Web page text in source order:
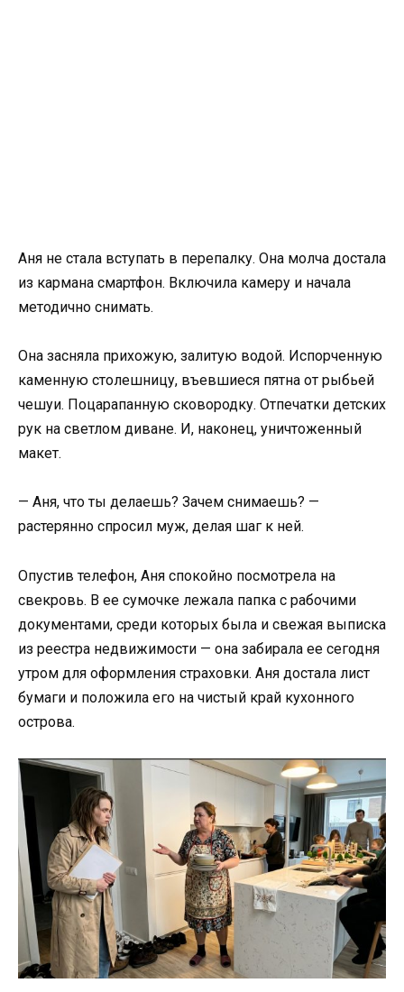
Аня не стала вступать в перепалку. Она молча достала
из кармана смартфон. Включила камеру и начала
методично снимать.
Она засняла прихожую, залитую водой. Испорченную
каменную столешницу, въевшиеся пятна от рыбьей
чешуи. Поцарапанную сковородку. Отпечатки детских
рук на светлом диване. И, наконец, уничтоженный
макет.
— Аня, что ты делаешь? Зачем снимаешь? —
растерянно спросил муж, делая шаг к ней.
Опустив телефон, Аня спокойно посмотрела на
свекровь. В ее сумочке лежала папка с рабочими
документами, среди которых была и свежая выписка
из реестра недвижимости — она забирала ее сегодня
утром для оформления страховки. Аня достала лист
бумаги и положила его на чистый край кухонного
острова.